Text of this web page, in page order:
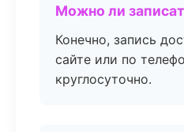
Можно ли
Конечно, запись
сайте или по
круглосуточно.